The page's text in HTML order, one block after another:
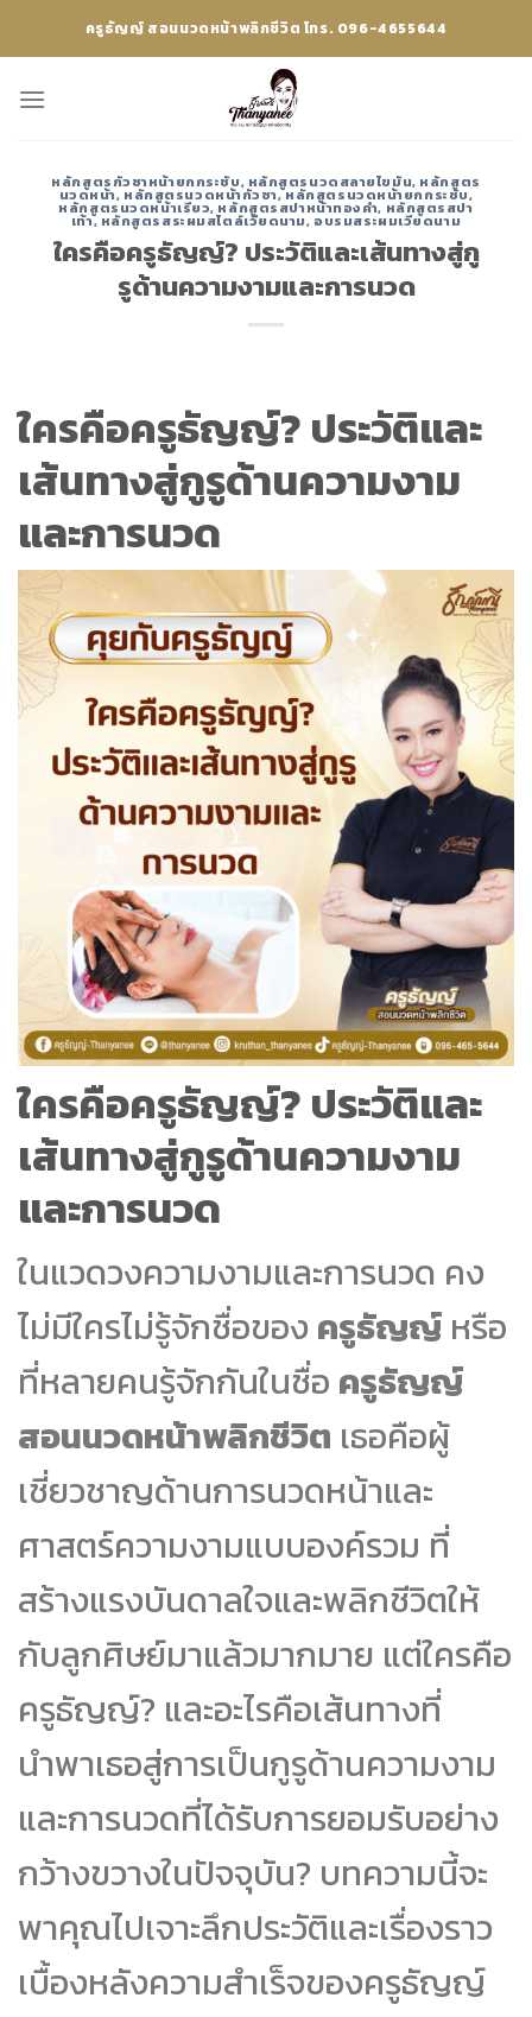
ครูธัญญ์ สอนนวดหน้าพลิกชีวิต โทร. 096-4655644
หลักสูตรกัวซาหน้ายกกระชับ, หลักสูตรนวดสลายไขมัน, หลักสูตร
นวดหน้า, หลักสูตรนวดหน้ากัวซา,หลักสูตรนวดหน้ายกกระชับ,
หลักสูตรนวดหน้าเรียว, หลักสูตรสปาหน้าทองคำ, หลักสูตรสปา
เท้า, หลักสูตรสระผมสไตล์เวียดนาม, อบรมสระผมเวียดนาม
ใครคือครูธัญญ์? ประวัติและเส้นทางสู่กู
รูด้านความงามและการนวด
ใครคือครูธัญญ์? ประวัติและ
เส้นทางสู่กูรูด้านความงาม
และการนวด
ใครคือครูธัญญ์? ประวัติและ
เส้นทางสู่กูรูด้านความงาม
และการนวด
ในแวดวงความงามและการนวด คง
ไม่มีใครไม่รู้จักชื่อของ ครูธัญญ์ หรือ
ที่หลายคนรู้จักกันในชื่อ ครูธัญญ์
สอนนวดหน้าพลิกชีวิต เธอคือผู้
เชี่ยวชาญด้านการนวดหน้าและ
ศาสตร์ความงามแบบองค์รวม ที่
สร้างแรงบันดาลใจและพลิกชีวิตให้
กับลูกศิษย์มาแล้วมากมาย แต่ใครคือ
ครูธัญญ์? และอะไรคือเส้นทางที่
นำพาเธอสู่การเป็นกูรูด้านความงาม
และการนวดที่ได้รับการยอมรับอย่าง
กว้างขวางในปัจจุบัน? บทความนี้จะ
พาคุณไปเจาะลึกประวัติและเรื่องราว
เบื้องหลังความสำเร็จของครูธัญญ์